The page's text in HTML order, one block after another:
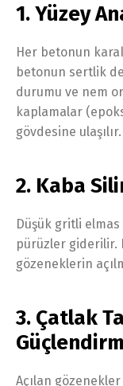
1. Yüzey
Her betonun
betonun sertlik
durumu ve nem
kaplamalar
gövdesine ulaşılır.
2. Kaba
Düşük gritli
pürüzler giderilir.
gözeneklerin
3. Çatlak
Açılan